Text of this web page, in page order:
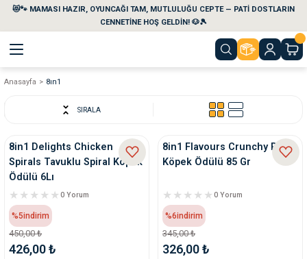
😻🐾 MAMASI HAZIR, OYUNCAĞI TAM, MUTLULUĞU CEPTE — PATİ DOSTLARIN
CENNETİNE HOŞ GELDİN! 🐶🎾
Geri Dön
Geri Dön
Temizlik Ürünleri
Geri Dön
Geri Dön
Geri Dön
Geri Dön
Anasayfa 8ın1
SIRALA
8in1 Delights Chicken
Spirals Tavuklu Spiral Köpek
Ödülü 6Lı
0 Yorum
%5indirim
450,00 ₺
426,00 ₺
8in1 Flavours Crunchy Rolls
Köpek Ödülü 85 Gr
0 Yorum
%6indirim
345,00 ₺
326,00 ₺